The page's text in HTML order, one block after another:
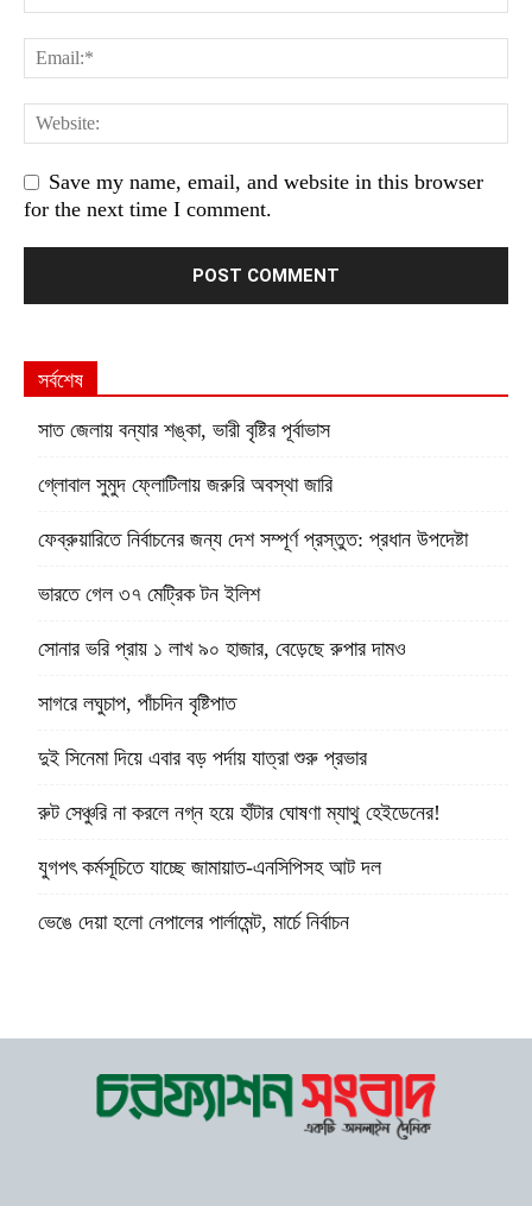
Save my name, email, and website in this browser
for the next time I comment.
সর্বশেষ
সাত জেলায় বন্যার শঙ্কা, ভারী বৃষ্টির পূর্বাভাস
গ্লোবাল সুমুদ ফ্লোটিলায় জরুরি অবস্থা জারি
ফেব্রুয়ারিতে নির্বাচনের জন্য দেশ সম্পূর্ণ প্রস্তুত: প্রধান উপদেষ্টা
ভারতে গেল ৩৭ মেট্রিক টন ইলিশ
সোনার ভরি প্রায় ১ লাখ ৯০ হাজার, বেড়েছে রুপার দামও
সাগরে লঘুচাপ, পাঁচদিন বৃষ্টিপাত
দুই সিনেমা দিয়ে এবার বড় পর্দায় যাত্রা শুরু প্রভার
রুট সেঞ্চুরি না করলে নগ্ন হয়ে হাঁটার ঘোষণা ম্যাথু হেইডেনের!
যুগপৎ কর্মসূচিতে যাচ্ছে জামায়াত-এনসিপিসহ আট দল
ভেঙে দেয়া হলো নেপালের পার্লামেন্ট, মার্চে নির্বাচন